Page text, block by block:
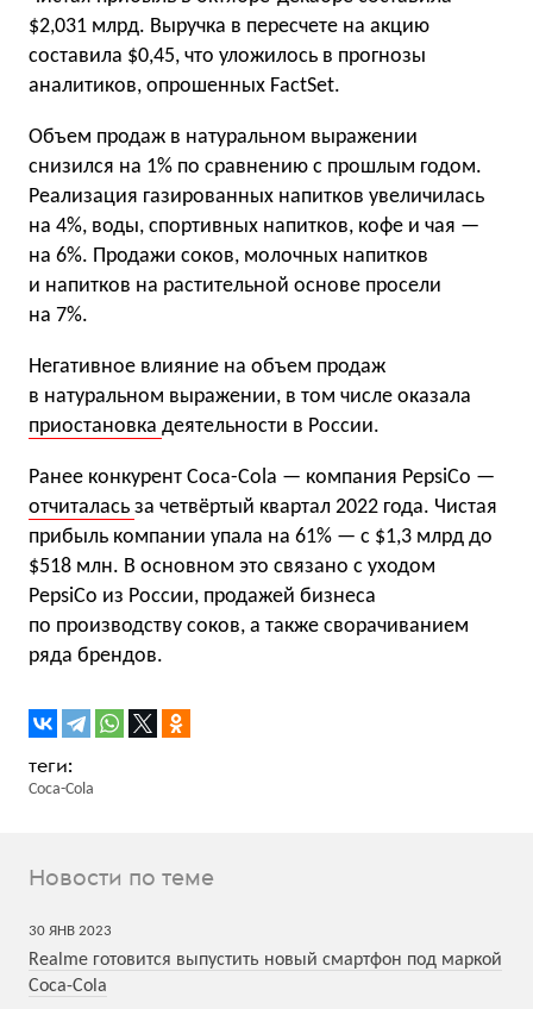
$2,031 млрд. Выручка в пересчете на акцию
составила $0,45, что уложилось в прогнозы
аналитиков, опрошенных FactSet.
Объем продаж в натуральном выражении
снизился на 1% по сравнению с прошлым годом.
Реализация газированных напитков увеличилась
на 4%, воды, спортивных напитков, кофе и чая —
на 6%. Продажи соков, молочных напитков
и напитков на растительной основе просели
на 7%.
Негативное влияние на объем продаж
в натуральном выражении, в том числе оказала
приостановка деятельности в России.
Ранее конкурент Coca-Cola — компания PepsiCo —
отчиталась за четвёртый квартал 2022 года. Чистая
прибыль компании упала на 61% — с $1,3 млрд до
$518 млн. В основном это связано с уходом
PepsiCo из России, продажей бизнеса
по производству соков, а также сворачиванием
ряда брендов.
Coca-Cola
Новости по теме
30 ЯНВ 2023
Realme готовится выпустить новый смартфон под маркой
Coca-Cola